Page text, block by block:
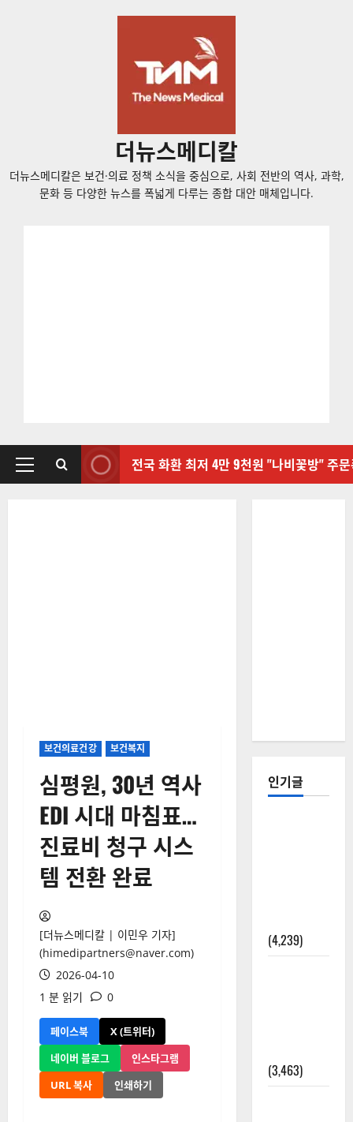
더뉴스메디칼
더뉴스메디칼은 보건·의료 정책 소식을 중심으로, 사회 전반의 역사, 과학,
문화 등 다양한 뉴스를 폭넓게 다루는 종합 대안 매체입니다.
기
전국 화환 최저 4만 9천원 "나비꽃방" 주
보건의료건강 보건복지
심평원, 30년 역사
EDI 시대 마침표…
진료비 청구 시스
템 전환 완료
[더뉴스메디칼 | 이민우 기자]
(himedipartners@naver.com)
2026-04-10
1 분 읽기
0
페이스북
X (트위터)
네이버 블로그
인스타그램
URL 복사
인쇄하기
인기글
(4,239)
(3,463)